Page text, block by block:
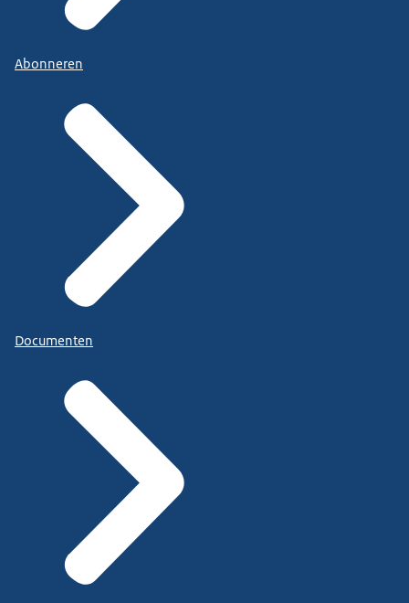
Abonneren
Documenten